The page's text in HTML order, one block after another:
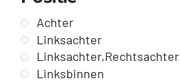
Achter
Linksachter
Linksachter,Rechtsachter
Linksbinnen